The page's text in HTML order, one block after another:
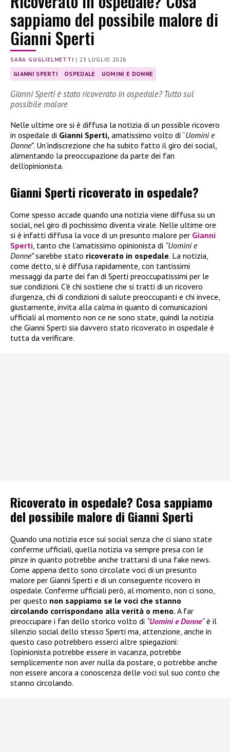
sappiamo del possibile malore di
Gianni Sperti
SARA GUGLIELMETTI | 23 LUGLIO 2026
GIANNI SPERTI OSPEDALE UOMINI E DONNE
Gianni Sperti è stato ricoverato in ospedale? Tutto sul
possibile malore
Nelle ultime ore si è diffusa la notizia di un possible ricovero
in ospedale di Gianni Sperti, amatissimo volto di “Uomini e
Donne”. Un’indiscrezione che ha subito fatto il giro dei social,
alimentando la preoccupazione da parte dei fan
dell’opinionista.
Gianni Sperti ricoverato in ospedale?
Come spesso accade quando una notizia viene diffusa su un
social, nel giro di pochissimo diventa virale. Nelle ultime ore
si è infatti diffusa la voce di un presunto malore per Gianni
Sperti , tanto che l’amatissimo opinionista di “Uomini e
Donne”sarebbe stato ricoverato in ospedale. La notizia,
come detto, si è diffusa rapidamente, con tantissimi
messaggi da parte dei fan di Sperti preoccupatissimi per le
sue condizioni. C’è chi sostiene che si tratti di un ricovero
d’urgenza, chi di condizioni di salute preoccupanti e chi invece,
giustamente, invita alla calma in quanto di comunicazioni
ufficiali al momento non ce ne sono state, quindi la notizia
che Gianni Sperti sia davvero stato ricoverato in ospedale è
tutta da verificare.
Ricoverato in ospedale? Cosa sappiamo
del possibile malore di Gianni Sperti
Quando una notizia esce sui social senza che ci siano state
conferme ufficiali, quella notizia va sempre presa con le
pinze in quanto potrebbe anche trattarsi di una fake news.
Come appena detto sono circolate voci di un presunto
malore per Gianni Sperti e di un conseguente ricovero in
ospedale. Conferme ufficiali però, al momento, non ci sono,
per questo non sappiamo se le voci che stanno
circolando corrispondano alla verità o meno. A far
preoccupare i fan dello storico volto di “Uomini e Donne“è il
silenzio social dello stesso Sperti ma, attenzione, anche in
questo caso potrebbero esserci altre spiegazioni:
l’opinionista potrebbe essere in vacanza, potrebbe
semplicemente non aver nulla da postare, o potrebbe anche
non essere ancora a conoscenza delle voci sul suo conto che
stanno circolando.